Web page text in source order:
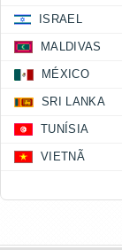
ISRAEL
MALDIVAS
MÉXICO
SRI LANKA
TUNÍSIA
VIETNÃ